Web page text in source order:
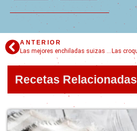
ANTERIOR
Las mejores enchiladas suizas de pollo
Recetas Relacionadas